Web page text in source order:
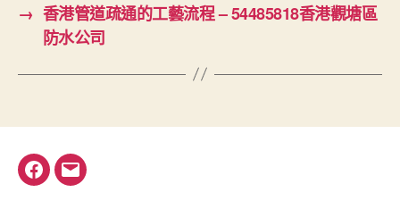
→ 香港管道疏通的工藝流程 – 54485818香港觀塘區
防水公司
Facebook
電